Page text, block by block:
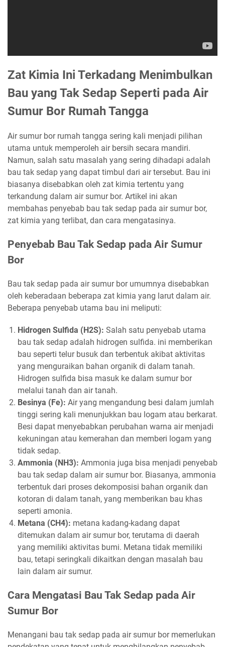
Zat Kimia Ini Terkadang Menimbulkan
Bau yang Tak Sedap Seperti pada Air
Sumur Bor Rumah Tangga
Air sumur bor rumah tangga sering kali menjadi pilihan
utama untuk memperoleh air bersih secara mandiri.
Namun, salah satu masalah yang sering dihadapi adalah
bau tak sedap yang dapat timbul dari air tersebut. Bau ini
biasanya disebabkan oleh zat kimia tertentu yang
terkandung dalam air sumur bor. Artikel ini akan
membahas penyebab bau tak sedap pada air sumur bor,
zat kimia yang terlibat, dan cara mengatasinya.
Penyebab Bau Tak Sedap pada Air Sumur
Bor
Bau tak sedap pada air sumur bor umumnya disebabkan
oleh keberadaan beberapa zat kimia yang larut dalam air.
Beberapa penyebab utama bau ini meliputi:
Hidrogen Sulfida (H2S): Salah satu penyebab utama
bau tak sedap adalah hidrogen sulfida. ini memberikan
bau seperti telur busuk dan terbentuk akibat aktivitas
yang menguraikan bahan organik di dalam tanah.
Hidrogen sulfida bisa masuk ke dalam sumur bor
melalui tanah dan air tanah.
Besinya (Fe): Air yang mengandung besi dalam jumlah
tinggi sering kali menunjukkan bau logam atau berkarat.
Besi dapat menyebabkan perubahan warna air menjadi
kekuningan atau kemerahan dan memberi logam yang
tidak sedap.
Ammonia (NH3): Ammonia juga bisa menjadi penyebab
bau tak sedap dalam air sumur bor. Biasanya, ammonia
terbentuk dari proses dekomposisi bahan organik dan
kotoran di dalam tanah, yang memberikan bau khas
seperti amonia.
Metana (CH4): metana kadang-kadang dapat
ditemukan dalam air sumur bor, terutama di daerah
yang memiliki aktivitas bumi. Metana tidak memiliki
bau, tetapi seringkali dikaitkan dengan masalah bau
lain dalam air sumur.
Cara Mengatasi Bau Tak Sedap pada Air
Sumur Bor
Menangani bau tak sedap pada air sumur bor memerlukan